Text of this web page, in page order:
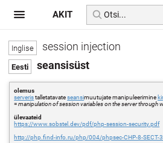
session injection
seansisüst
olemus
serveristalletatavateseansimuutujate manipuleerimine
=manipulation of session variables on the server through
ülevaateid
https://www.sobstel.dev/pdf/php-session-security.pdf
http://php.find-info.ru/php/004/phpsec-CHP-8-SECT-
AKIT